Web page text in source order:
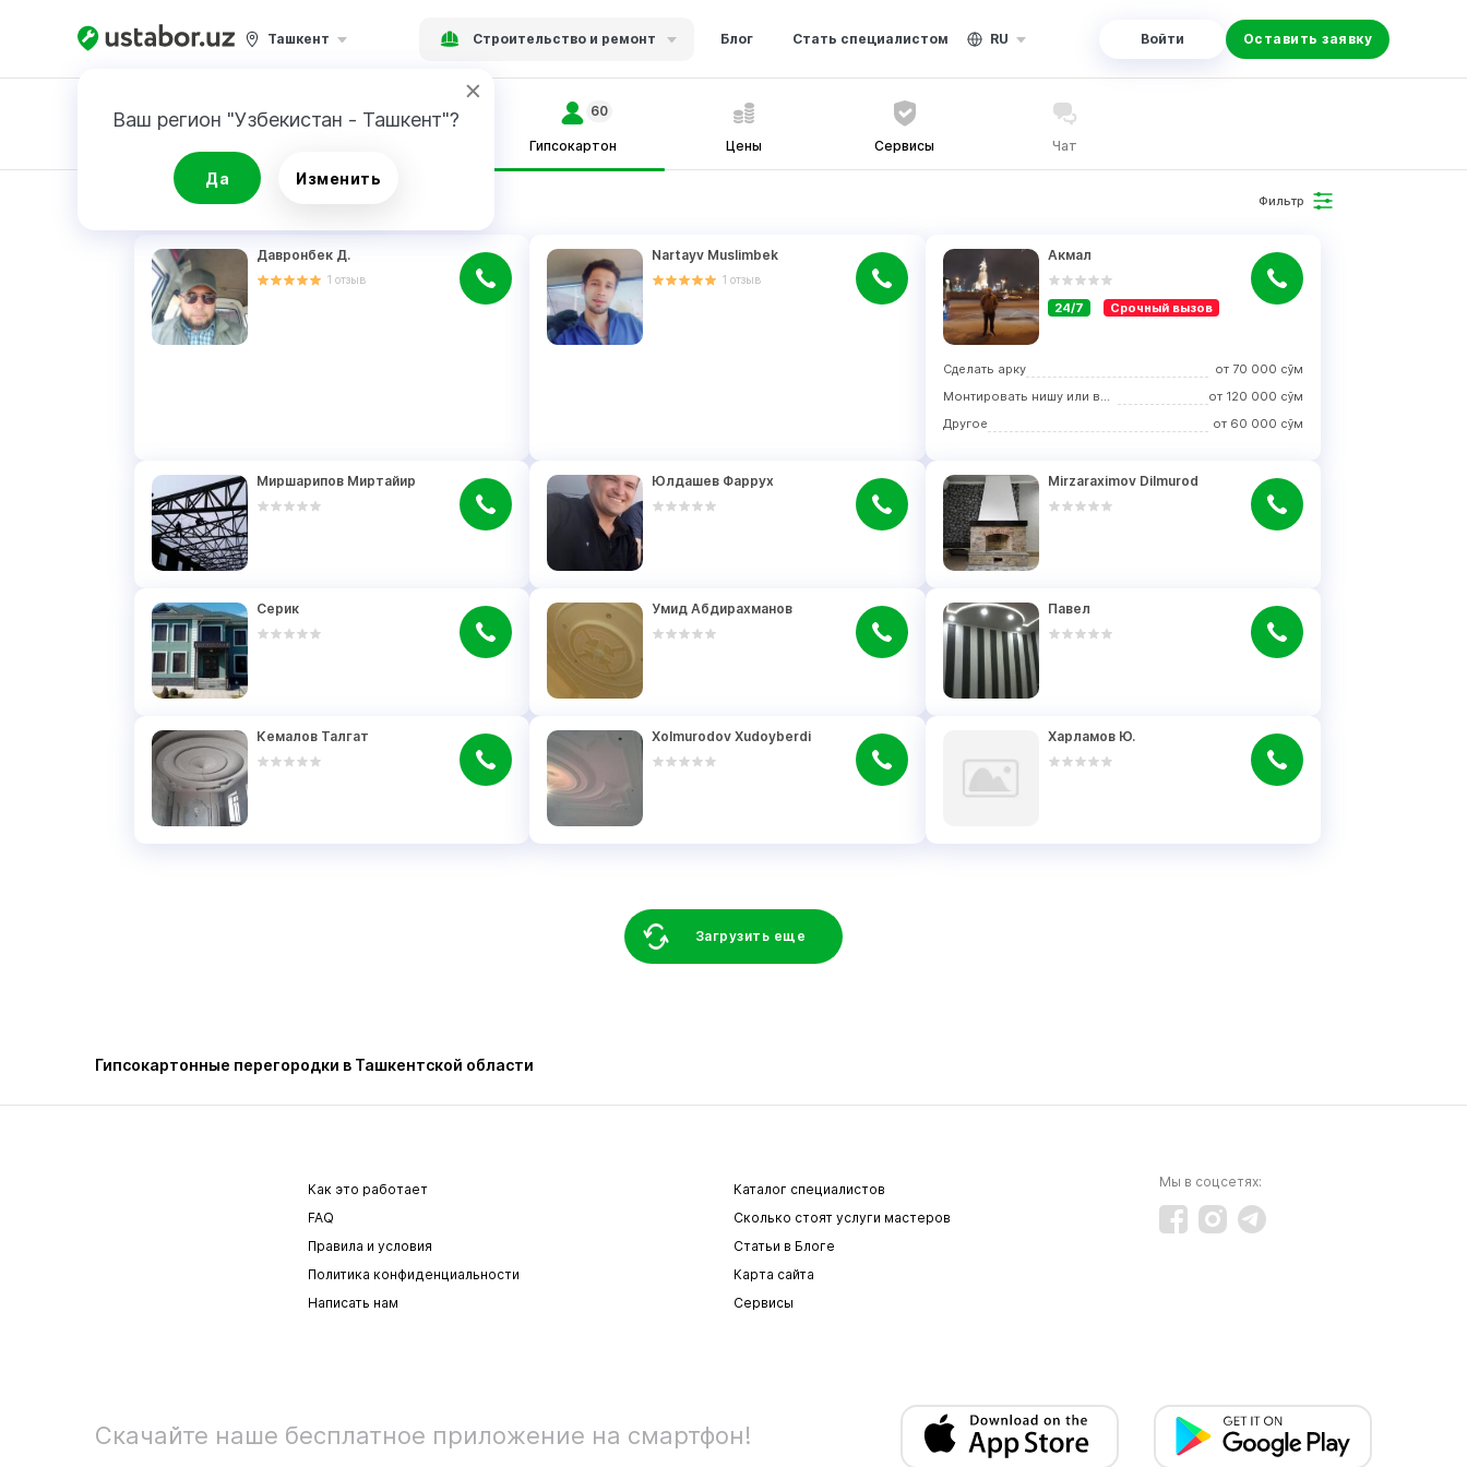
Ташкент Строительство и ремонт Блог Стать специалистом RU Войти Оставить заявку
Ваш регион "Узбекистан - Ташкент"?
Да Изменить
Гипсокартон
60
Цены Сервисы Чат
РЕЗУЛЬТАТ Фильтр
Давронбек Д.
1 отзыв
Nartayv Muslimbek
1отзыв
Акмал
24/7 Срочный вызов
Сделать арку от 70 000 сўм
Монтировать нишу или выступ
от 120 000 сўм
Другое
от 60 000 сўм
Миршарипов Миртайир Юлдашев Фаррух Mirzaraximov Dilmurod
Серик Умид Абдирахманов Павел
Кемалов Талгат Xolmurodov Xudoyberdi Харламов Ю.
Загрузить еще
Гипсокартонные перегородки в Ташкентской области
Как это работает
Каталог специалистов
FAQ
Сколько стоят услуги мастеров
Правила и условия
Статьи в Блоге
Политика конфиденциальности
Карта сайта
Написать нам
Сервисы
Мы в соцсетях:
Скачайте наше бесплатное приложение на смартфон!